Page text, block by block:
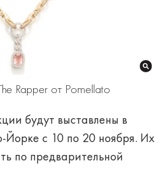
Rapper от Pomellato
будут выставлены в
Йорке с 10 по 20 ноября. Их
по предварительной